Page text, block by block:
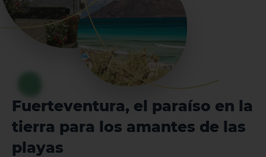
Fuerteventura, el paraíso en la
tierra para los amantes de las
playas